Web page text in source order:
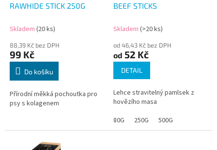
RAWHIDE STICK 250G
Skladem (20 ks)
88,39 Kč bez DPH
99 Kč
Do košíku
Přírodní měkká pochoutka pro
psy s kolagenem
BEEF STICKS
Skladem (>20 ks)
od 46,43 Kč bez DPH
od 52 Kč
DETAIL
Lehce stravitelný pamlsek z
hovězího masa
80G
250G 500G